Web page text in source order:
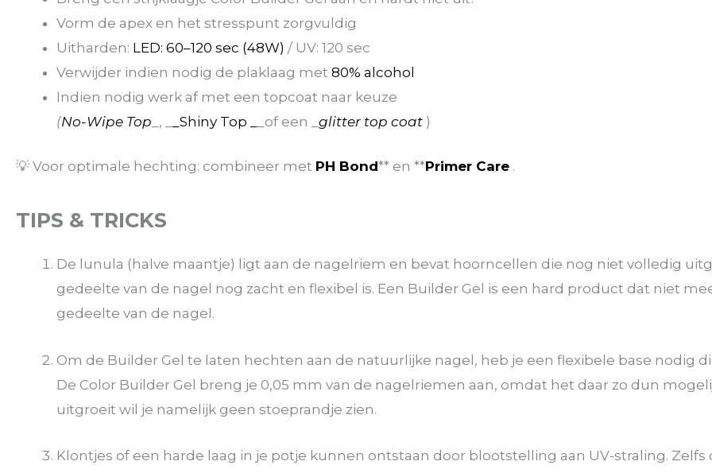
Vorm de apex en het stresspunt zorgvuldig
Uitharden: LED: 60–120 sec (48W) / UV: 120 sec
Verwijder indien nodig de plaklaag met 80% alcohol
Indien nodig werk af met een topcoat naar keuze
(No-Wipe Top _, _ _Shiny Top _ _of een _ glitter top coat )
💡 Voor optimale hechting: combineer met PH Bond** en **Primer Care .
TIPS & TRICKS
De lunula (halve maantje) ligt aan de nagelriem en bevat hoorncellen die nog niet volledig
gedeelte van de nagel nog zacht en flexibel is. Een Builder Gel is een hard product dat niet
gedeelte van de nagel.
Om de Builder Gel te laten hechten aan de natuurlijke nagel, heb je een flexibele base nodig
De Color Builder Gel breng je 0,05 mm van de nagelriemen aan, omdat het daar zo dun
uitgroeit wil je namelijk geen stoeprandje zien.
Klontjes of een harde laag in je potje kunnen ontstaan door blootstelling aan UV-straling.